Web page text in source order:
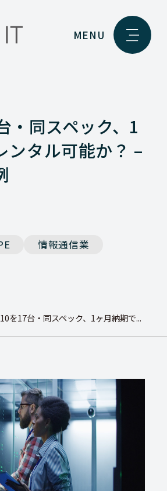
MENU
・同スペック、1
ンタル可能か？ –
情報通信業
を17台・同スペック、1ヶ月納期で...